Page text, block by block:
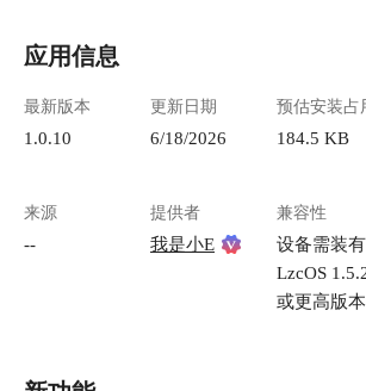
定。 --- ## 三、准备工作 你需要安装三个应用，
懒猫桌面 → 应用商店，搜索 **小龙猫**。
https://appstore.lazycat.cloud/#/shop/detail/cloud.laz
DeepSeek V4 Pro模型**）。小龙猫是你和所有
猫技能之间的"翻译官"，所有指令都发给它。
https://appstore.lazycat.cloud/#/shop/detail/cloud.laz
步：安装懒猫电影搜索技能 还是在应用商店，搜
应用信息
最新版本
1.0.10
更新日期
6/18/2026
预估安装占
184.5 KB
来源
--
提供者
我是小E
兼容性
设备需装有
LzcOS
或更高版本